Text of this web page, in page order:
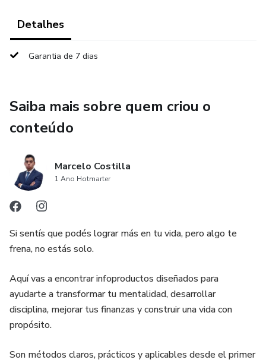
qualidade de vida… este é o momento de virar o jogo.
leveza, clareza e equilíbrio — dia após dia.
Detalhes
Garantia de 7 dias
Saiba mais sobre quem criou o
conteúdo
Marcelo Costilla
1 Ano Hotmarter
Si sentís que podés lograr más en tu vida, pero algo te
frena, no estás solo.
Aquí vas a encontrar infoproductos diseñados para
ayudarte a transformar tu mentalidad, desarrollar
disciplina, mejorar tus finanzas y construir una vida con
propósito.
Son métodos claros, prácticos y aplicables desde el primer